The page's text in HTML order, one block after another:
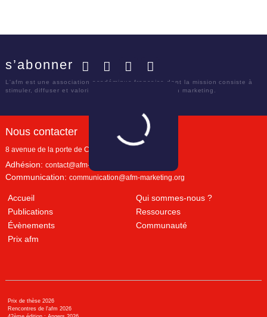
s’abonner
L'afm est une association académique française dont la mission consiste à
stimuler, diffuser et valoriser le savoir scientifique en marketing.
Nous contacter
8 avenue de la porte de Champerret
Adhésion: contact@afm-marketing.org
Communication: communication@afm-marketing.org
Accueil
Qui sommes-nous ?
Publications
Ressources
Évènements
Communauté
Prix afm
Prix de thèse 2026
Rencontres de l'afm 2026